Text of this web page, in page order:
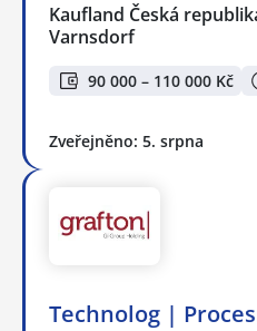
Kaufland Česká
Varnsdorf
90 000 – 110 000 Kč
Zveřejněno: 5. srpna
Technolog |